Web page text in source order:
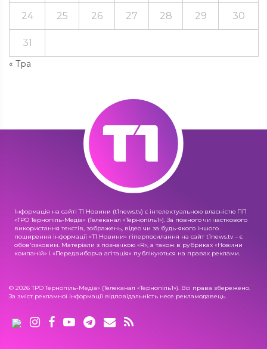
« Тра
24 25 26 27 28 29 30
31
Інформація на сайті Т1 Новини (t1news.tv) є інтелектуальною власністю ПП
«ТРО Тернопіль-Медіа» (Телеканал «Тернопіль1»). За повного чи часткового
використання текстів, зображень, відео чи за будь-якого іншого
поширення інформації «Т1 Новини» гіперпосилання на сайт t1news.tv – є
обов'язковим. Матеріали з позначкою «R», а також в рубриках «Новини
компаній» і «Передвиборча агітація» публікуються на правах реклами.
© 2026 ТРО Тернопіль-Медіа» (Телеканал «Тернопіль1»). Всі права збережено.
За зміст рекламної інформації відповідальність несе рекламодавець.